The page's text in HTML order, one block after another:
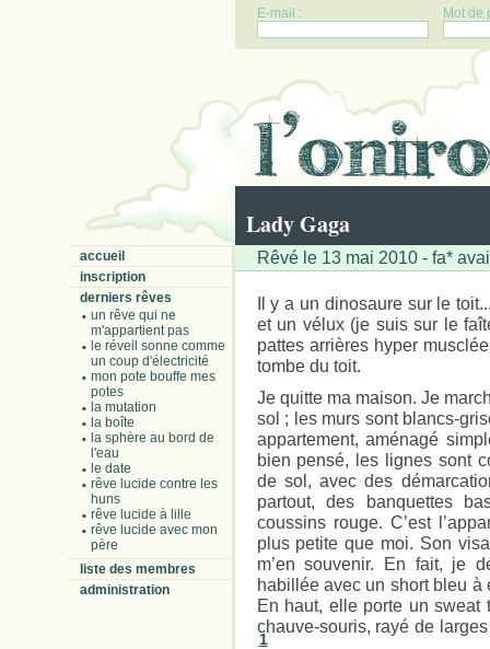
E-mail : Mot de
Lady Gaga
accueil
inscription
derniers rêves
un rêve qui ne
m'appartient pas
le réveil sonne comme
un coup d'électricité
mon pote bouffe mes
potes
la mutation
la boîte
la sphère au bord de
l'eau
le date
rêve lucide contre les
huns
rêve lucide à lille
rêve lucide avec mon
père
liste des membres
administration
Rêvé le 13 mai 2010 - fa*
Il y a un dinosaure sur le
et un vélux (je suis sur le
pattes arrières hyper
tombe du toit.
Je quitte ma maison. Je
sol ; les murs sont blancs-
appartement, aménagé
bien pensé, les lignes sont
de sol, avec des
partout, des banquettes
coussins rouge. C’est
plus petite que moi. Son
m’en souvenir. En fait, je
habillée avec un short bleu à
En haut, elle porte un sweat
chauve-souris, rayé de
1